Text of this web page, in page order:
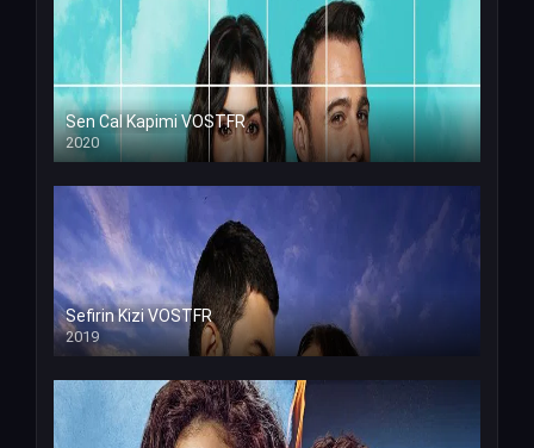
Sen Cal Kapimi VOSTFR
2020
Sefirin Kizi VOSTFR
2019